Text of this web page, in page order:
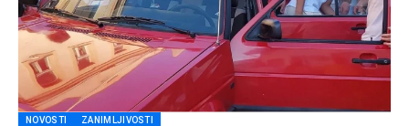
NOVOSTI ZANIMLJIVOSTI